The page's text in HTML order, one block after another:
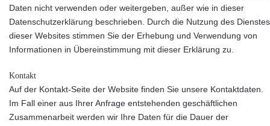
Daten nicht verwenden oder weitergeben, außer wie in dieser
Datenschutzerklärung beschrieben. Durch die Nutzung des Dienstes
dieser Websites stimmen Sie der Erhebung und Verwendung von
Informationen in Übereinstimmung mit dieser Erklärung zu.
Kontakt
Auf der Kontakt-Seite der Website finden Sie unsere Kontaktdaten.
Im Fall einer aus Ihrer Anfrage entstehenden geschäftlichen
Zusammenarbeit werden wir Ihre Daten für die Dauer der